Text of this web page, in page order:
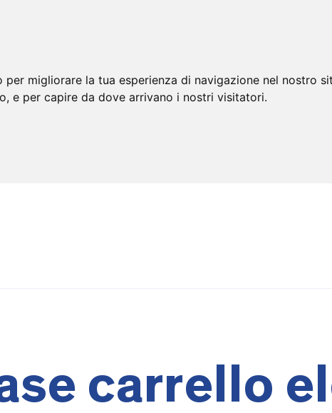
migliorare la tua esperienza di navigazione nel nostro
e per capire da dove arrivano i nostri visitatori.
carrello